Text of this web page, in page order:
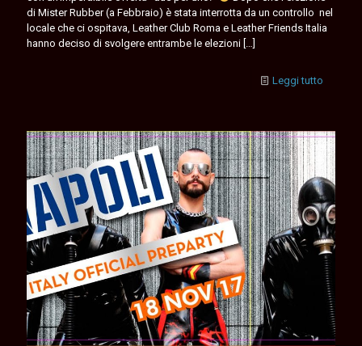
di Mister Rubber (a Febbraio) è stata interrotta da un controllo nel
locale che ci ospitava, Leather Club Roma e Leather Friends Italia
hanno deciso di svolgere entrambe le elezioni […]
Leggi tutto